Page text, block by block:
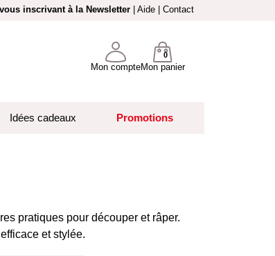
inscrivant à la Newsletter Aide Contact
Mon compteMon panier
0
Idées cadeaux Promotions
pratiques pour découper et râper.
et stylée.